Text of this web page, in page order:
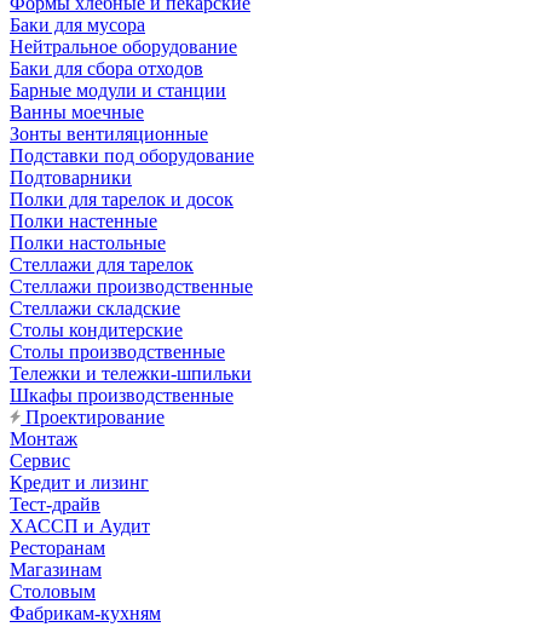
Баки для мусора
Нейтральное оборудование
Баки для сбора отходов
Барные модули и станции
Ванны моечные
Зонты вентиляционные
Подставки под оборудование
Подтоварники
Полки для тарелок и досок
Полки настенные
Полки настольные
Стеллажи для тарелок
Стеллажи производственные
Стеллажи складские
Столы кондитерские
Столы производственные
Тележки и тележки-шпильки
Шкафы производственные
Проектирование
Монтаж
Сервис
Кредит и лизинг
Тест-драйв
ХАССП и Аудит
Ресторанам
Магазинам
Столовым
Фабрикам-кухням